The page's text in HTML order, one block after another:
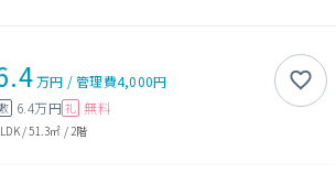
万円 /管理費4,000円
敷 6.4万円 礼 無料
/51.3㎡ / 2階